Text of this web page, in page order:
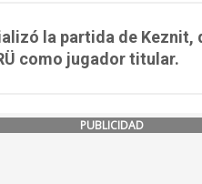
la partida de Keznit,
como jugador titular.
PUBLICIDAD